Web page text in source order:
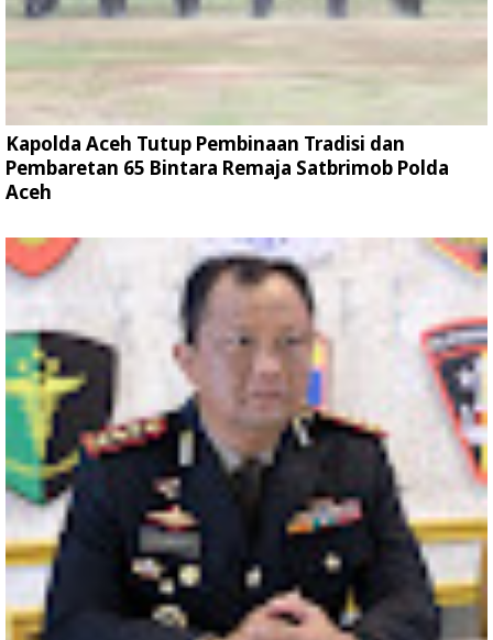
Kapolda Aceh Tutup Pembinaan Tradisi dan
Pembaretan 65 Bintara Remaja Satbrimob Polda
Aceh